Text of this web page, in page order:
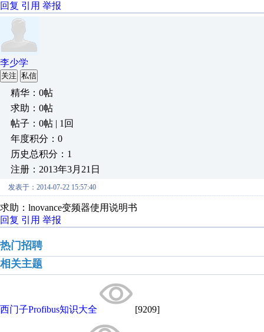
回复 引用 举报
李少学
关注 私信
精华：0帖
求助：0帖
帖子：0帖 | 1回
年度积分：0
历史总积分：1
注册：2013年3月21日
发表于：2014-07-22 15:57:40
求助：lnovance变频器使用说明书
回复 引用 举报
热门招聘
相关主题
西门子Profibus知识大全 [9209]